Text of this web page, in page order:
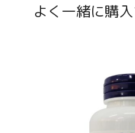
よく一緒に購